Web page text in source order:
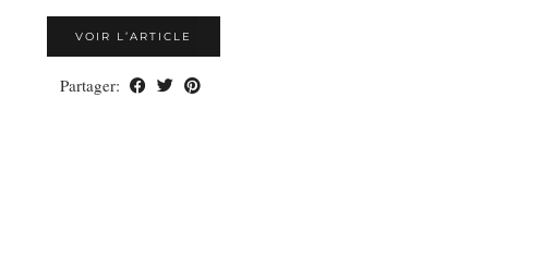
VOIR L’ARTICLE
Partager: